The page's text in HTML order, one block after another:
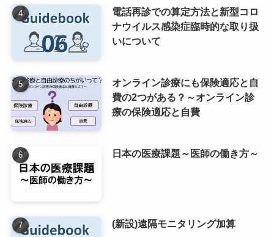
電話再診での算定方法と新型コロ
ナウイルス感染症臨時的な取り扱
いについて
オンライン診療にも保険適応と自
費の2つがある？～オンライン診
療の保険適応と自費
日本の医療課題～医師の働き方～
(新設)遠隔モニタリング加算